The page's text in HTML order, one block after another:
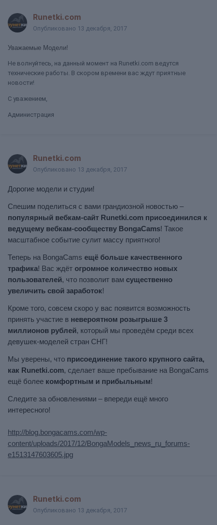
Runetki.com
Опубликовано 13 декабря, 2017
Уважаемые Модели!
Не волнуйтесь, на данный момент на Runetki.com ведутся
технические работы. В скором времени вас ждут приятные
новости!
С уважением,
Администрация
Runetki.com
Опубликовано 13 декабря, 2017
Дорогие модели и студии!
Спешим поделиться с вами грандиозной новостью –
популярный вебкам-сайт Runetki.com присоединился к
ведущему вебкам-сообществу BongaCams! Такое
масштабное событие сулит массу приятного!
Теперь на BongaCams ещё больше качественного
трафика! Вас ждёт огромное количество новых
пользователей, что позволит вам существенно
увеличить свой заработок!
Кроме того, совсем скоро у вас появится возможность
принять участие в невероятном розыгрыше 3
миллионов рублей, который мы проведём среди всех
девушек-моделей стран СНГ!
Мы уверены, что присоединение такого крупного сайта,
как Runetki.com, сделает ваше пребывание на BongaCams
ещё более комфортным и прибыльным!
Следите за обновлениями – впереди ещё много
интересного!
http://blog.bongacams.com/wp-
content/uploads/2017/12/BongaModels_news_ru_forums-
e1513147603605.jpg
Runetki.com
Опубликовано 13 декабря, 2017